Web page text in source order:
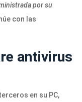
por su
con las
antivirus
en su PC,